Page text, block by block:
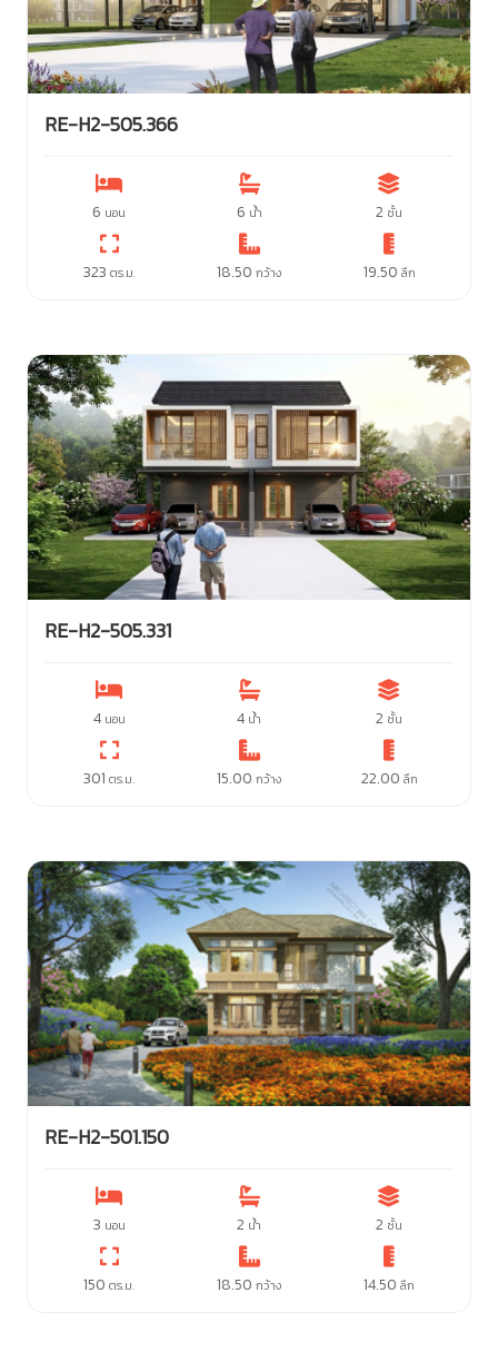
RE-H2-505.366
6 นอน 6 น้ำ 2 ชั้น
323 ตร.ม. 18.50 กว้าง 19.50 ลึก
RE-H2-505.331
4 นอน 4 น้ำ 2 ชั้น
301 ตร.ม. 15.00 กว้าง 22.00 ลึก
RE-H2-501.150
3 นอน 2 น้ำ 2 ชั้น
150 ตร.ม. 18.50 กว้าง 14.50 ลึก